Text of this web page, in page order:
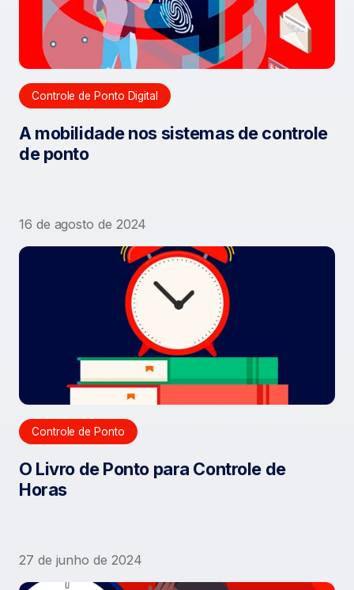
Controle de Ponto Digital
A mobilidade nos sistemas de controle
de ponto
16 de agosto de 2024
Controle de Ponto
O Livro de Ponto para Controle de
Horas
27 de junho de 2024